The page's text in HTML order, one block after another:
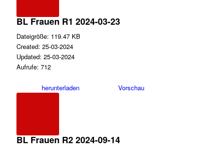
BL Frauen R1 2024-03-23
Dateigröße: 119.47 KB
Created: 25-03-2024
Updated: 25-03-2024
Aufrufe: 712
herunterladen Vorschau
BL Frauen R2 2024-09-14